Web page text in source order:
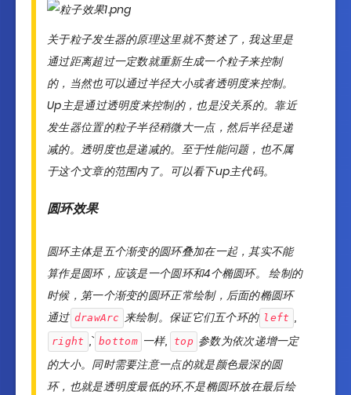
关于粒子发生器的原理这里就不赘述了，我这里是
通过距离超过一定数就重新生成一个粒子来控制
的，当然也可以通过半径大小或者透明度来控制。
Up主是通过透明度来控制的，也是没关系的。靠近
发生器位置的粒子半径稍微大一点，然后半径是递
减的。透明度也是递减的。至于性能问题，也不属
于这个文章的范围内了。可以看下up主代码。
圆环效果
圆环主体是五个渐变的圆环叠加在一起，其实不能
算作是圆环，应该是一个圆环和4个椭圆环。 绘制的
时候，第一个渐变的圆环正常绘制，后面的椭圆环
通过 drawArc 来绘制。保证它们五个环的 left ,
right ,` bottom 一样, top 参数为依次递增一定
的大小。同时需要注意一点的就是颜色最深的圆
环，也就是透明度最低的环,不是椭圆环放在最后绘